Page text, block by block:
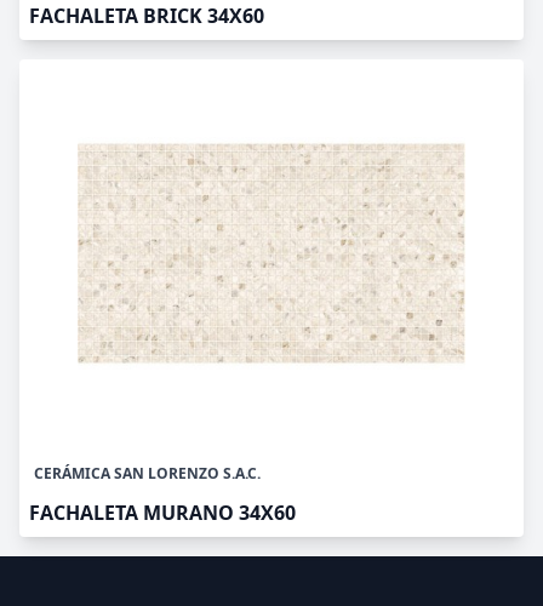
FACHALETA BRICK 34X60
CERÁMICA SAN LORENZO S.A.C.
FACHALETA MURANO 34X60